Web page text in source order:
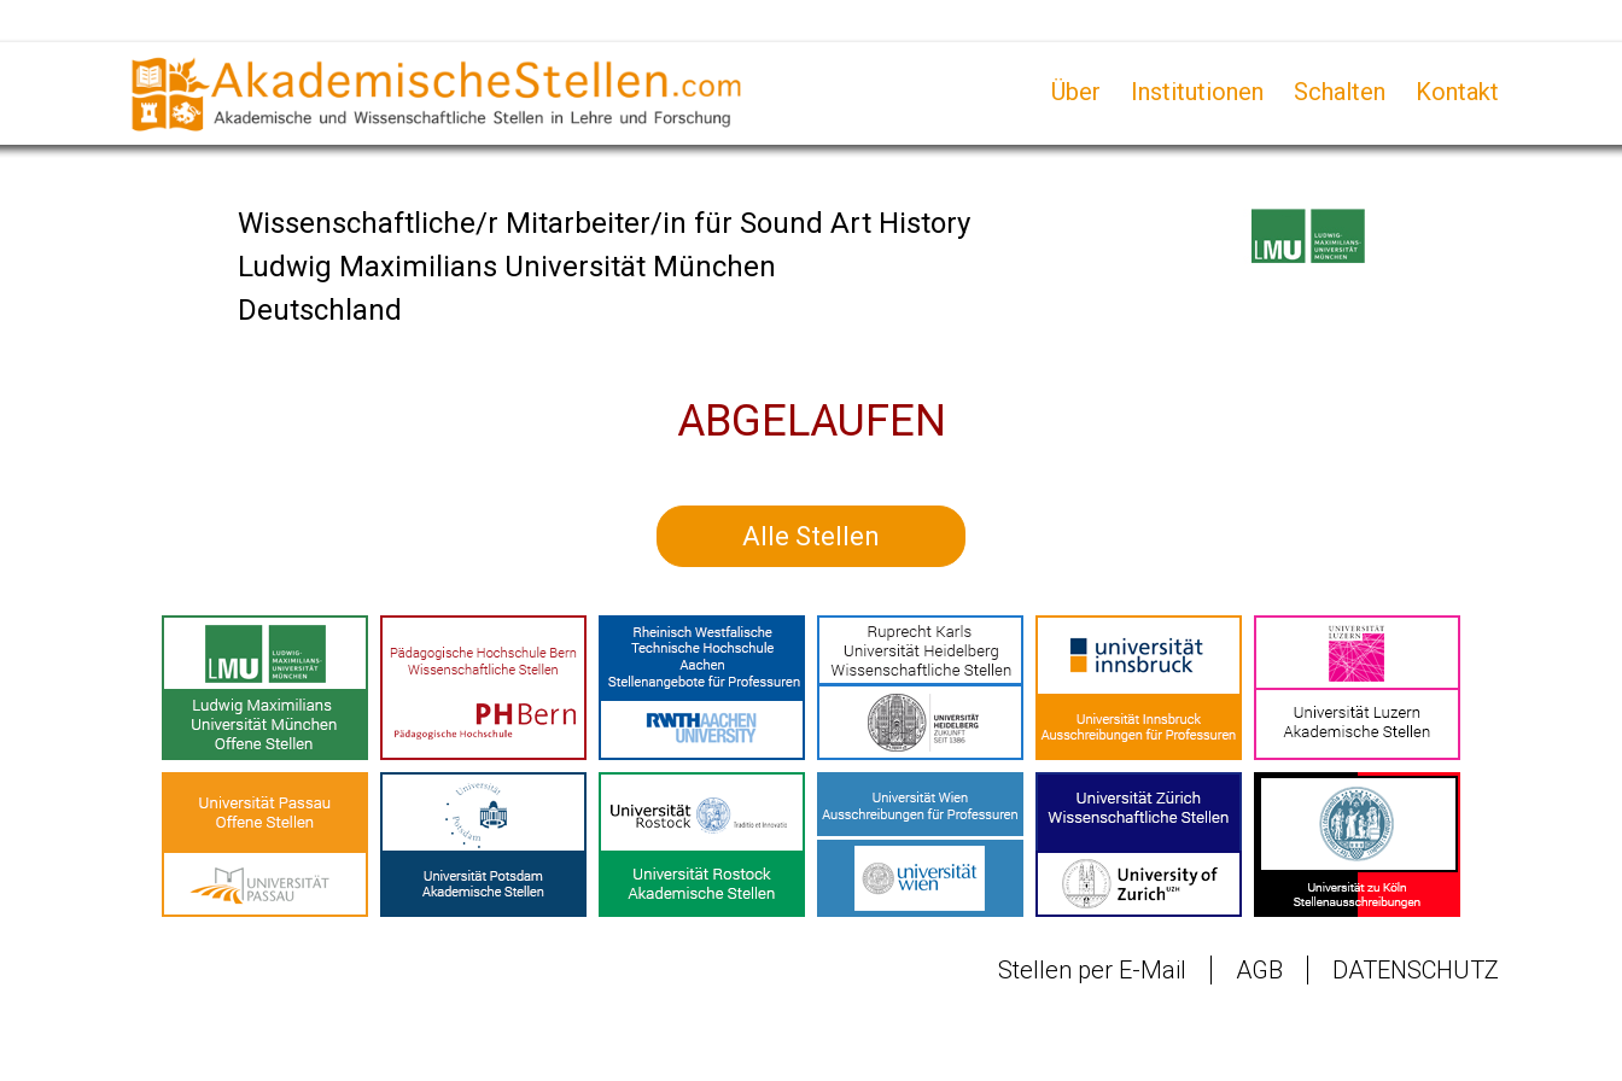
Über Institutionen Schalten Kontakt
Wissenschaftliche/r Mitarbeiter/in für Sound Art History
Ludwig Maximilians Universität München
Deutschland
ABGELAUFEN
Alle Stellen
Stellen per E-Mail AGB DATENSCHUTZ